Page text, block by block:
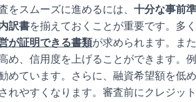
をスムーズに進めるには、 十分な事前
訳書を揃えておくことが重要です。多
が証明できる書類が求められます。また
め、信用度を上げることができます。例
めています。さらに、融資希望額を低
れやすくなります。審査前にクレジッ